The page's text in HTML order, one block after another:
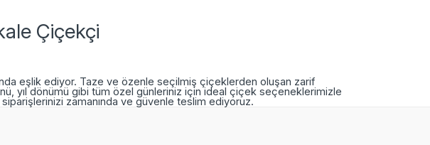
Çiçekçi
eşlik ediyor. Taze ve özenle seçilmiş çiçeklerden oluşan zarif
yıl dönümü gibi tüm özel günleriniz için ideal çiçek seçeneklerimizle
zamanında ve güvenle teslim ediyoruz.